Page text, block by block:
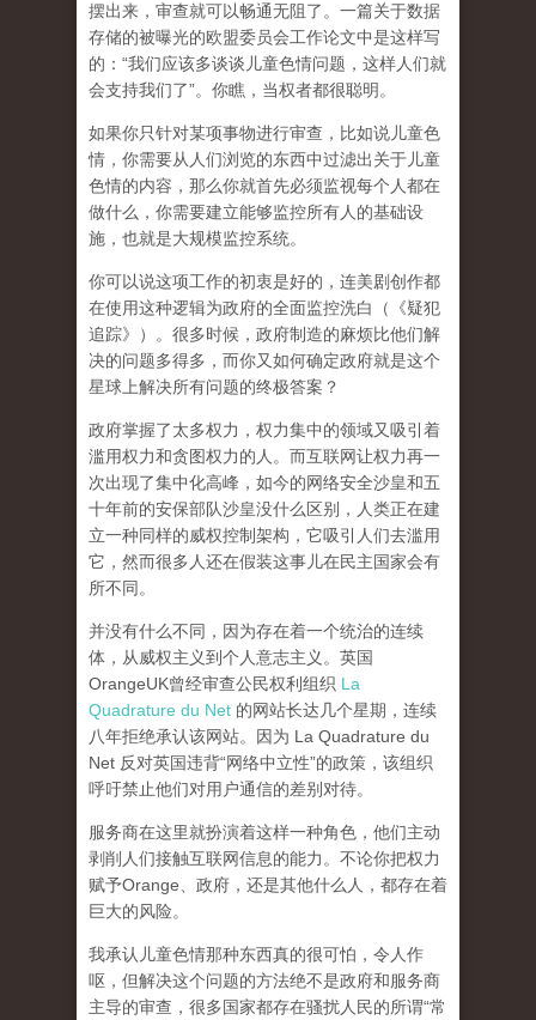
摆出来，审查就可以畅通无阻了。一篇关于数据
存储的被曝光的欧盟委员会工作论文中是这样写
的：“我们应该多谈谈儿童色情问题，这样人们就
会支持我们了”。你瞧，当权者都很聪明。
如果你只针对某项事物进行审查，比如说儿童色
情，你需要从人们浏览的东西中过滤出关于儿童
色情的内容，那么你就首先必须监视每个人都在
做什么，你需要建立能够监控所有人的基础设
施，也就是大规模监控系统。
你可以说这项工作的初衷是好的，连美剧创作都
在使用这种逻辑为政府的全面监控洗白（《疑犯
追踪》）。 很多时候，政府制造的麻烦比他们解
决的问题多得多，而你又如何确定政府就是这个
星球上解决所有问题的终极答案？
政府掌握了太多权力，权力集中的领域又吸引着
滥用权力和贪图权力的人。而互联网让权力再一
次出现了集中化高峰， 如今的网络安全沙皇和五
十年前的安保部队沙皇没什么区别，人类正在建
立一种同样的威权控制架构，它吸引人们去滥用
它，然而很多人还在假装这事儿在民主国家会有
所不同。
并没有什么不同，因为存在着一个统治的连续
体，从威权主义到个人意志主义。英国
OrangeUK曾经审查公民权利组织 La
Quadrature du Net 的网站长达几个星期，连续
八年拒绝承认该网站。因为 La Quadrature du
Net 反对英国违背“网络中立性”的政策，该组织
呼吁禁止他们对用户通信的差别对待。
服务商在这里就扮演着这样一种角色，他们主动
剥削人们接触互联网信息的能力。不论你把权力
赋予Orange、政府，还是其他什么人，都存在着
巨大的风险。
我承认儿童色情那种东西真的很可怕，令人作
呕，但解决这个问题的方法绝不是政府和服务商
主导的审查，很多国家都存在骚扰人民的所谓“常